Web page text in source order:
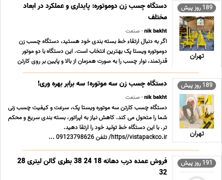
189 روز پیش
تهران
دستگاه چسب زن دوموتوره: پایداری و عملکرد در ابعاد
مختلف
nik bakht- صنعت
اگر به دنبال ارتقاء خط بسته بندی خود هستید، دستگاه چسب زن
دوموتوره ویستا پک بهترین انتخاب است. این دستگاه با دو موتور
قدرتمند، نوار چسب را به صورت همزمان از بالا و پایین بر روی کارتن
اعمال می کند و پلمپ محکم و استاندارد را تضمین می نماید. سرعت
بالا، مصرف چسب بهینه و قیمت مقرون به ... ...
189 روز پیش
تهران
دستگاه چسب زن سه موتوره؛ سه برابر بهره وری!
nik bakht- صنعت
دستگاه چسب کارتن سه موتوره ویستا پک، سرعت و کیفیت چسب زنی
شما را متحول می کند. کاهش نیاز به اپراتور، بسته بندی سریع و محکم
تر. با این دستگاه خط تولید خود را ارتقا دهید.
https//vistapackco.ir/ تلفن 09123798626 ...
191 روز پیش
فروش عمده درب دهانه 18 24 38 بطری گالن لیتری 28
32